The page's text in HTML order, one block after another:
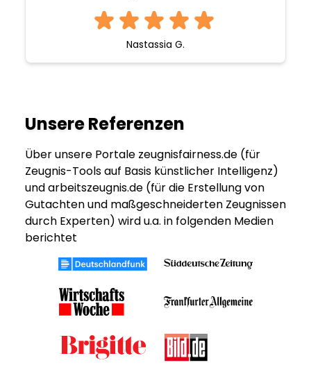
Nastassia G.
Unsere Referenzen
Über unsere Portale zeugnisfairness.de (für
Zeugnis-Tools auf Basis künstlicher Intelligenz)
und arbeitszeugnis.de (für die Erstellung von
Gutachten und maßgeschneiderten Zeugnissen
durch Experten) wird u.a. in folgenden Medien
berichtet